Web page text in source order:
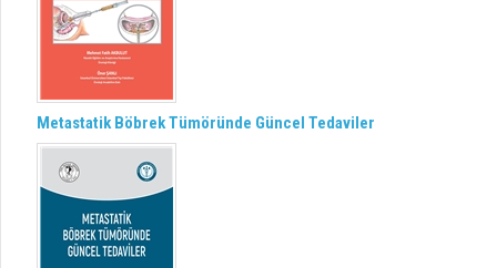
Metastatik Böbrek Tümöründe Güncel Tedaviler